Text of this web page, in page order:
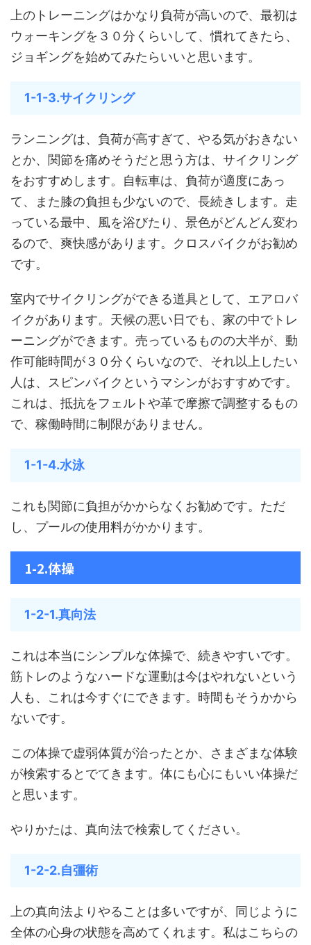
上のトレーニングはかなり負荷が高いので、最初は
ウォーキングを３０分くらいして、慣れてきたら、
ジョギングを始めてみたらいいと思います。
1-1-3.サイクリング
ランニングは、負荷が高すぎて、やる気がおきない
とか、関節を痛めそうだと思う方は、サイクリング
をおすすめします。自転車は、負荷が適度にあっ
て、また膝の負担も少ないので、長続きします。走
っている最中、風を浴びたり、景色がどんどん変わ
るので、爽快感があります。クロスバイクがお勧め
です。
室内でサイクリングができる道具として、エアロバ
イクがあります。天候の悪い日でも、家の中でトレ
ーニングができます。売っているものの大半が、動
作可能時間が３０分くらいなので、それ以上したい
人は、スピンバイクというマシンがおすすめです。
これは、抵抗をフェルトや革で摩擦で調整するもの
で、稼働時間に制限がありません。
1-1-4.水泳
これも関節に負担がかからなくお勧めです。ただ
し、プールの使用料がかかります。
1-2.体操
1-2-1.真向法
これは本当にシンプルな体操で、続きやすいです。
筋トレのようなハードな運動は今はやれないという
人も、これは今すぐにできます。時間もそうかから
ないです。
この体操で虚弱体質が治ったとか、さまざまな体験
が検索するとでてきます。体にも心にもいい体操だ
と思います。
やりかたは、真向法で検索してください。
1-2-2.自彊術
上の真向法よりやることは多いですが、同じように
全体の心身の状態を高めてくれます。私はこちらの